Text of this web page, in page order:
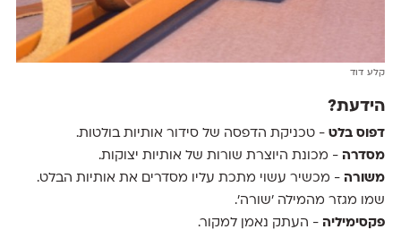
קלע דוד
הידעת?
דפוס בלט- טכניקת הדפסה של סידור אותיות בולטות.
מסדרה - מכונת היוצרת שורות של אותיות יצוקות.
משורה - מכשיר עשוי מתכת עליו מסדרים את אותיות הבלט.
שמו מגזר מהמילה ׳שורה׳.
פקסימיליה - העתק נאמן למקור.